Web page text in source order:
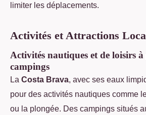
limiter les déplacements.
Activités et Attractions
Activités nautiques et de loisirs
campings
La Costa Brava, avec ses eaux
pour des activités nautiques comme
ou la plongée. Des campings situés